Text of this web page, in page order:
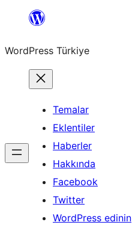
İçeriğe
WordPress Türkiye
Temalar
Eklentiler
Haberler
Hakkında
Facebook
Twitter
WordPress edinin